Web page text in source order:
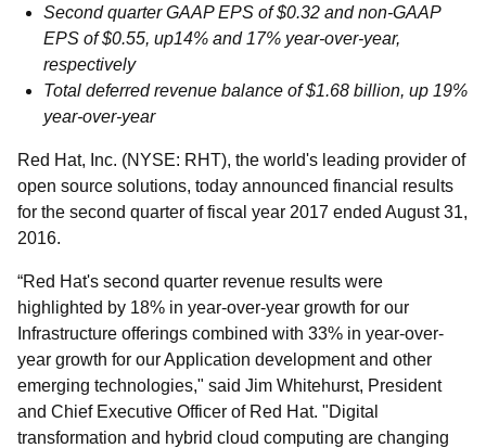
Second quarter GAAP EPS of $0.32 and non-GAAP
EPS of $0.55, up14% and 17% year-over-year,
respectively
Total deferred revenue balance of $1.68 billion, up 19%
year-over-year
Red Hat, Inc. (NYSE: RHT), the world's leading provider of
open source solutions, today announced financial results
for the second quarter of fiscal year 2017 ended August 31,
2016.
“Red Hat's second quarter revenue results were
highlighted by 18% in year-over-year growth for our
Infrastructure offerings combined with 33% in year-over-
year growth for our Application development and other
emerging technologies," said Jim Whitehurst, President
and Chief Executive Officer of Red Hat. "Digital
transformation and hybrid cloud computing are changing